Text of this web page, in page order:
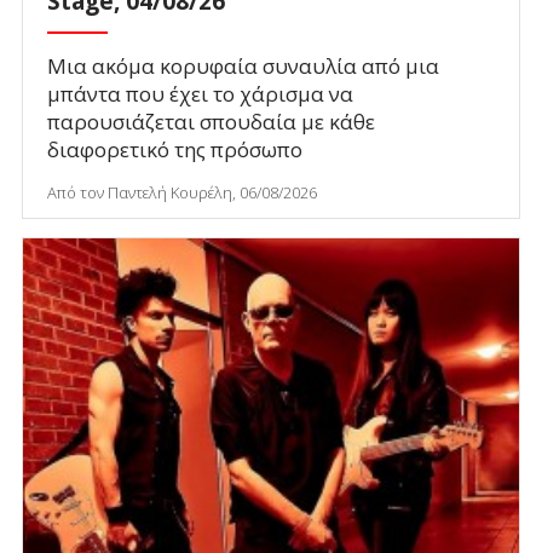
Μια ακόμα κορυφαία συναυλία από μια
μπάντα που έχει το χάρισμα να
παρουσιάζεται σπουδαία με κάθε
διαφορετικό της πρόσωπο
Από τον Παντελή Κουρέλη, 06/08/2026